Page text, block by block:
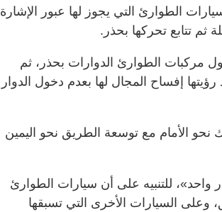
الطوارئ التي يجوز لها عبور الإشارة
ثم تتابع تحركها بحذر.
مركبات الطوارئ الدوارات بحذر، ثم
إفساح المجال لها بعدم دخول الدوار
نحو الأمام مع توسعة الطريق نحو اليمين
للتنبيه على أن سيارات الطوارئ
السيارات الأخرى التي تسبقها